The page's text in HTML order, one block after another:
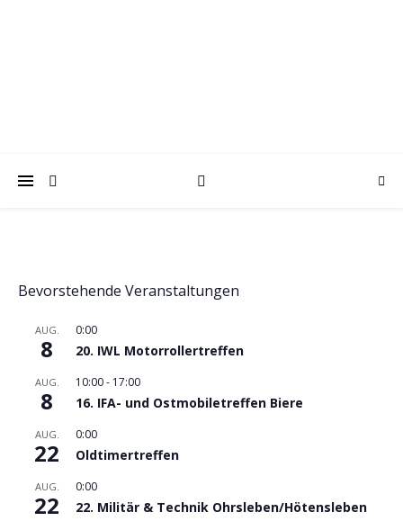
Bevorstehende Veranstaltungen
AUG.
8
0:00
20. IWL Motorrollertreffen
AUG.
8
10:00- 17:00
16. IFA- und Ostmobiletreffen Biere
AUG.
22
0:00
Oldtimertreffen
AUG.
22
0:00
22. Militär & Technik Ohrsleben/Hötensleben